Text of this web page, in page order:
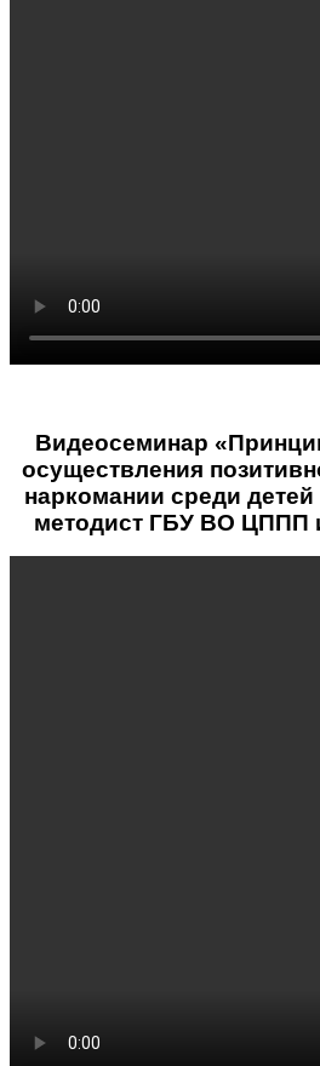
Видеосеминар
осуществления
наркомании среди
методист ГБУ ВО ЦППП